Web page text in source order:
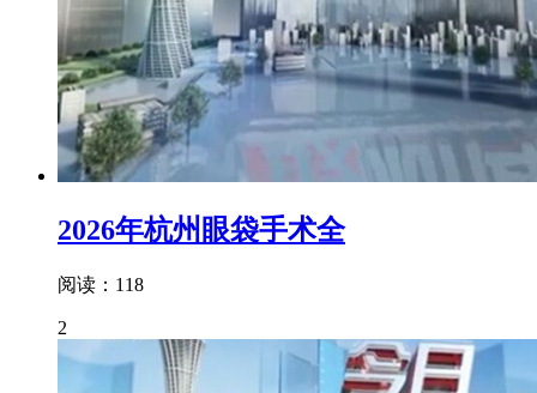
2026年杭州眼袋手术全
阅读：118
2